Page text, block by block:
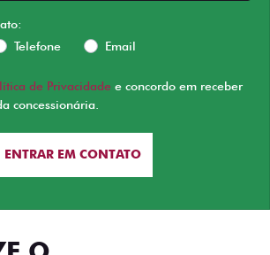
Telefone Email
de Privacidade e concordo em receber
concessionária.
ENTRAR EM CONTATO